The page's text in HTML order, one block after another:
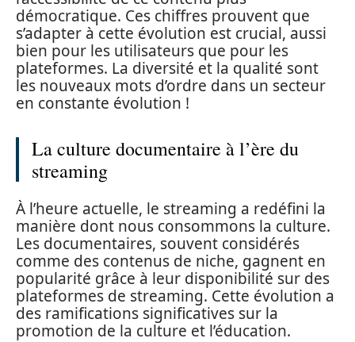
démocratique. Ces chiffres prouvent que
s’adapter à cette évolution est crucial, aussi
bien pour les utilisateurs que pour les
plateformes. La diversité et la qualité sont
les nouveaux mots d’ordre dans un secteur
en constante évolution !
La culture documentaire à l’ère du
streaming
À l’heure actuelle, le streaming a redéfini la
manière dont nous consommons la culture.
Les documentaires, souvent considérés
comme des contenus de niche, gagnent en
popularité grâce à leur disponibilité sur des
plateformes de streaming. Cette évolution a
des ramifications significatives sur la
promotion de la culture et l’éducation.